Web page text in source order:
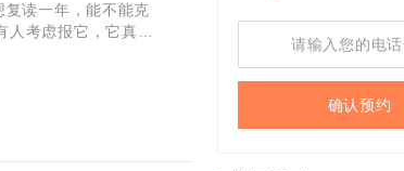
复读一年，能不能克
考虑报它，它真能
确认预约